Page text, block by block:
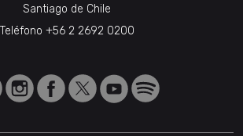
Santiago de Chile
Teléfono +56 2 2692 0200